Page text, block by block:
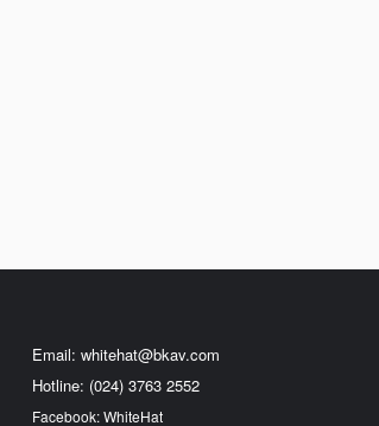
Email: whitehat@bkav.com
Hotline: (024) 3763 2552
Facebook: WhiteHat